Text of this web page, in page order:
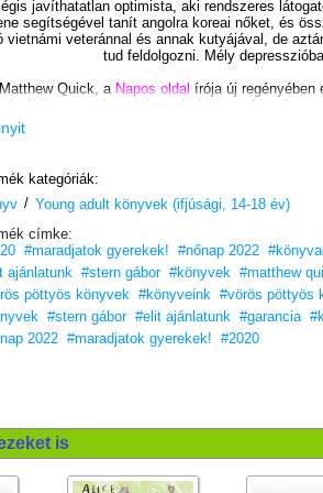
javíthatatlan optimista, aki rendszeres
segítségével tanít angolra koreai nőket, és
vietnámi veteránnal és annak kutyájával, de
tud feldolgozni. Mély
Matthew Quick, a Napos oldal írója új regényében
elméjébe vezet be minket, ahol jól megfér a
kisszerűség a nagyvonalúsággal. A könyvből a
„Nagyon szerethető.”– School
„Szinte lehetetlen nem a hatása alá kerülni.”
Quick regénye lenyűgöző és lelkesítő.
könyvet, mert Amber Appleton különleges és
figyelmemet.”– Arlene
Szereted a Vörös pöttyös
kategóriák:
/ Young adult könyvek (ifjúsági, 14-18 év)
címke:
#maradjatok gyerekek! #nőnap 2022
ajánlatunk #stern gábor #könyvek #matthew
pöttyös könyvek #könyveink #vörös pöttyös
#stern gábor #elit ajánlatunk #garancia
2022 #maradjatok gyerekek! #2020
is